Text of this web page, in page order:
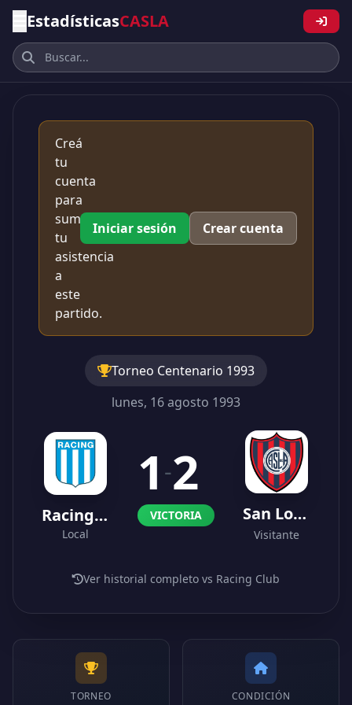
EstadísticasCASLA
Creá
tu
cuenta
para
sumar
tu
asistencia
a
este
partido.
Iniciar sesión Crear cuenta
Torneo Centenario 1993
lunes, 16 agosto 1993
Racing Club
Local
1 -2
VICTORIA San Lorenzo
Visitante
Ver historial completo vs Racing Club
TORNEO CONDICIÓN